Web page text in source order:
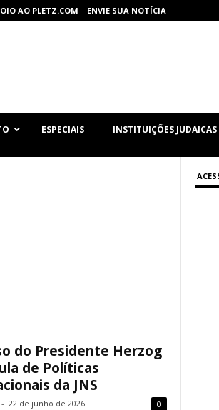
AO PLETZ.COM ENVIE SUA NOTÍCIA
ESPECIAIS INSTITUIÇÕES JUDAICAS
do Presidente Herzog
de Políticas
da JNS
- 22 de junho de 2026 0